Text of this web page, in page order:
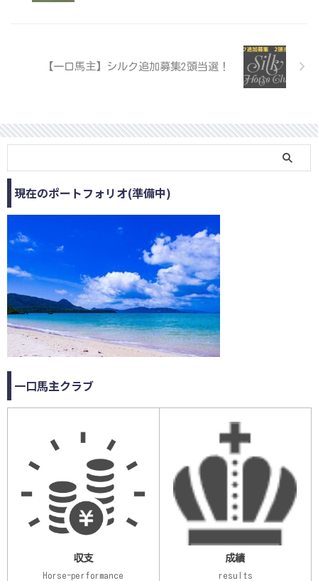
【一口馬主】シルク追加募集2頭当選！
現在のポートフォリオ(準備中)
一口馬主クラブ
収支
Horse-performance
成績
results